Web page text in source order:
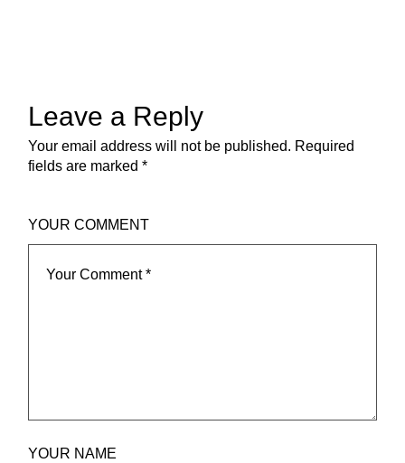
Leave a Reply
Your email address will not be published. Required
fields are marked*
YOUR COMMENT
YOUR NAME